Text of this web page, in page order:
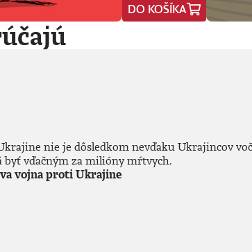
DO KOŠÍKA
nie je dôsledkom nevďaku Ukrajincov
byť vďačným za milióny mŕtvych.
vojna proti Ukrajine